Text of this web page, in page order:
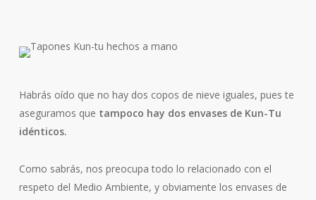
Habrás oído que no hay dos copos de nieve iguales, pues te
aseguramos que tampoco hay dos envases de Kun-Tu
idénticos.
Como sabrás, nos preocupa todo lo relacionado con el
respeto del Medio Ambiente, y obviamente los envases de